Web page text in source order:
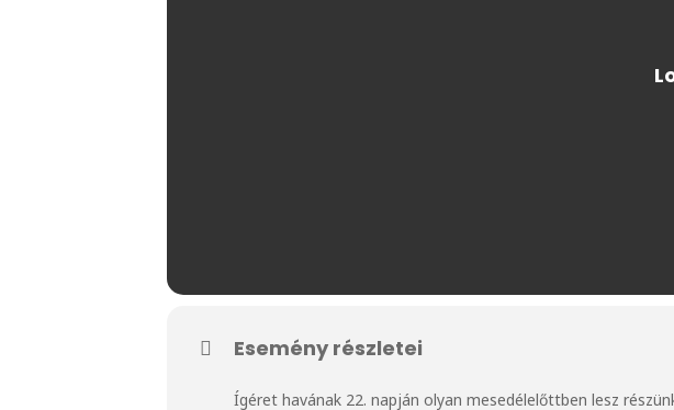
Esemény részletei
Ígéret havának 22. napján olyan mesedélelőttben lesz